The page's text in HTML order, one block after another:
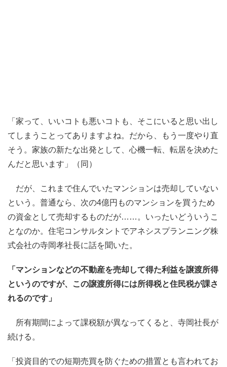
「家って、いいコトも悪いコトも、そこにいると思い出し
てしまうことってありますよね。だから、もう一度やり直
そう。家族の新たな出発として、心機一転、転居を決めた
んだと思います」（同）
だが、これまで住んでいたマンションは売却していない
という。普通なら、次の4億円ものマンションを買うため
の資金として売却するものだが……。いったいどういうこ
となのか。住宅コンサルタントでアネシスプランニング株
式会社の寺岡孝社長に話を聞いた。
「マンションなどの不動産を売却して得た利益を譲渡所得
というのですが、この譲渡所得には所得税と住民税が課さ
れるのです」
所有期間によって課税額が異なってくると、寺岡社長が
続ける。
「投資目的での短期売買を防ぐための措置とも言われてお